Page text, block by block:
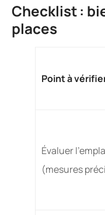
Checklist :
places
Point à
Évaluer
(mesures